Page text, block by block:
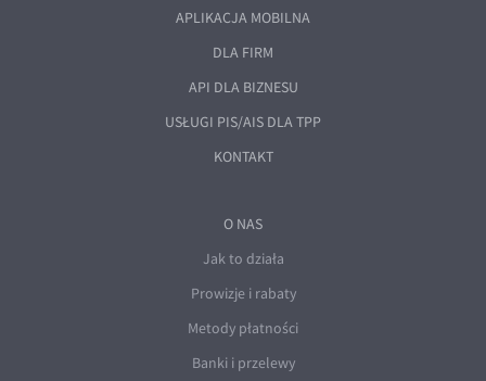
APLIKACJA MOBILNA
DLA FIRM
API DLA BIZNESU
USŁUGI PIS/AIS DLA TPP
KONTAKT
O NAS
Jak to działa
Prowizje i rabaty
Metody płatności
Banki i przelewy